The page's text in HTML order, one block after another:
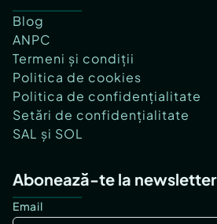
Blog
ANPC
Termeni și condiții
Politica de cookies
Politica de confidențialitate
Setări de confidențialitate
SAL și SOL
Abonează-te la newsletter
Email